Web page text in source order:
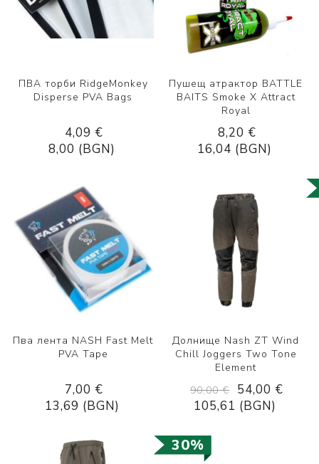
ПВА торби RidgeMonkey
Disperse PVA Bags
4,09 €
8,00 (BGN)
Пушещ атрактор BATTLE
BAITS Smoke X Attract
Royal
8,20 €
16,04 (BGN)
Пва лента NASH Fast Melt
PVA Tape
7,00 €
13,69 (BGN)
Долнище Nash ZT Wind
Chill Joggers Two Tone
Element
90,00 €
54,00 €
105,61 (BGN)
30%